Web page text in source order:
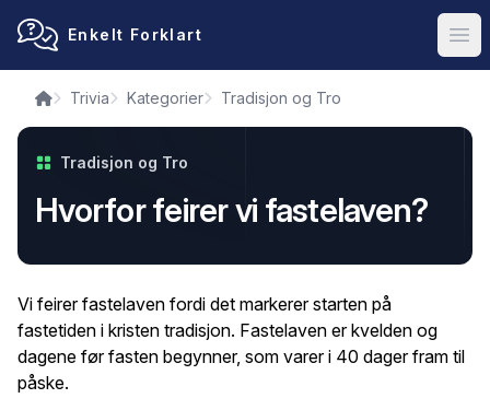
Enkelt Forklart
Trivia Kategorier Tradisjon og Tro
Tradisjon og Tro
Hvorfor feirer vi fastelaven?
Vi feirer fastelaven fordi det markerer starten på
fastetiden i kristen tradisjon. Fastelaven er kvelden og
dagene før fasten begynner, som varer i 40 dager fram til
påske.